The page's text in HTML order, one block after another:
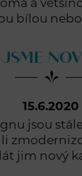
a
bílou
15.6.2020
jsou
jim nový